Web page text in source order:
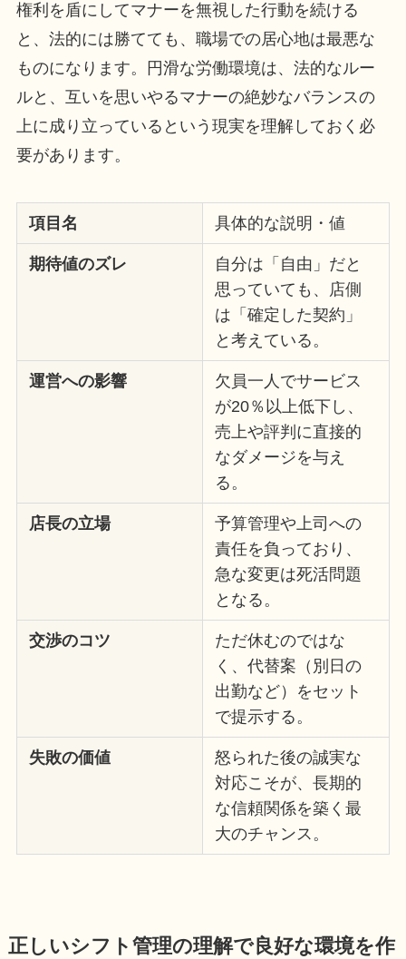
権利を盾にしてマナーを無視した行動を続ける
と、法的には勝てても、職場での居心地は最悪な
ものになります。円滑な労働環境は、法的なルー
ルと、互いを思いやるマナーの絶妙なバランスの
上に成り立っているという現実を理解しておく必
要があります。
項目名 具体的な説明・値
期待値のズレ
自分は「自由」だと
思っていても、店側
は「確定した契約」
と考えている。
運営への影響
欠員一人でサービス
が20％以上低下し、
売上や評判に直接的
なダメージを与え
る。
店長の立場
予算管理や上司への
責任を負っており、
急な変更は死活問題
となる。
交渉のコツ
ただ休むのではな
く、代替案（別日の
出勤など）をセット
で提示する。
失敗の価値
怒られた後の誠実な
対応こそが、長期的
な信頼関係を築く最
大のチャンス。
正しいシフト管理の理解で良好な環境を作